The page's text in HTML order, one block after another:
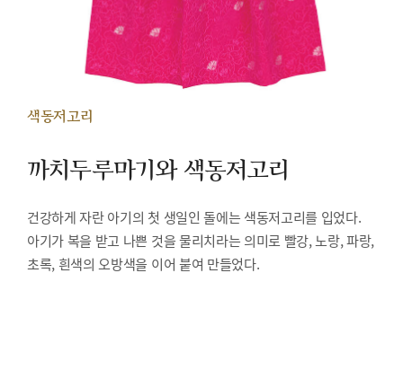
색동저고리
까치두루마기와 색동저고리
건강하게 자란 아기의 첫 생일인 돌에는 색동저고리를 입었다.
아기가 복을 받고 나쁜 것을 물리치라는 의미로 빨강, 노랑, 파랑,
초록, 흰색의 오방색을 이어 붙여 만들었다.